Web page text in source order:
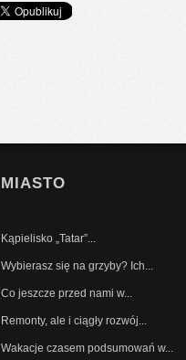
MIASTO
Kąpielisko „Tatar”...
Wybierasz się na grzyby? Ich...
Co jeszcze przed nami w...
Remonty, ale i ciągły rozwój...
Wakacje czasem podsumowań w...